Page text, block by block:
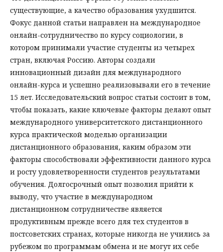
существующие, а качество образования ухудшится.
Фокус данной статьи направлен на международное
онлайн-сотрудничество по курсу социологии, в
котором принимали участие студенты из четырех
стран, включая Россию. Авторы создали
инновационный дизайн для международного
онлайн-курса и успешно реализовывали его в течение
15 лет. Исследовательский вопрос статьи состоит в том,
чтобы показать, какие ключевые факторы делают опыт
международного университетского дистанционного
курса практической моделью организации
дистанционного образования, каким образом эти
факторы способствовали эффективности данного курса
и росту удовлетворенности студентов результатами
обучения. Долгосрочный опыт позволил прийти к
выводу, что участие в международном
дистанционном сотрудничестве является
продуктивным прежде всего для тех студентов в
постсоветских странах, которые никогда не учились за
рубежом по программам обмена и не могут их себе